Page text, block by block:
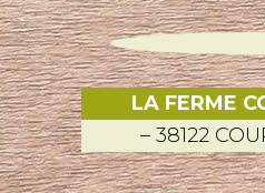
LA FERME
– 38122